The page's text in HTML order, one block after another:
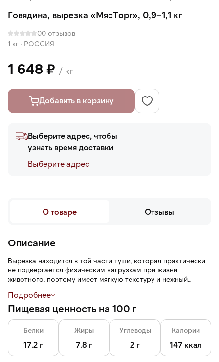
Говядина, вырезка «МясТорг», 0,9–1,1 кг
00 отзывов
1 кг · РОССИЯ
1 648 ₽ / кг
Добавить в корзину
Выберите адрес, чтобы
узнать время доставки
Выберите адреc
О товаре Отзывы
Описание
Вырезка находится в той части туши, которая практически
не подвергается физическим нагрузкам при жизни
животного, поэтому имеет мягкую текстуру и нежный
составляет всего 2% от общего объема туши.
Вырезка — постное мясо, которое не требует долгой
тепловой обработки.
Подробнее
Пищевая ценность на 100 г
Белки
17.2 г
Жиры
7.8 г
Углеводы
2 г
Калории
147 ккал